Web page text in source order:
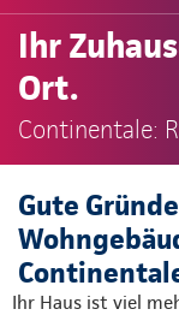
Ihr
Ort.
Continentale:
Gute
Ihr Haus ist viel